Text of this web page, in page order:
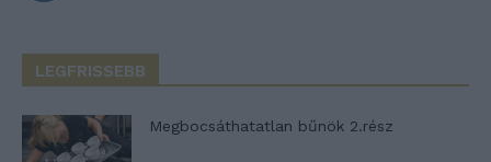
LEGFRISSEBB
Megbocsáthatatlan bűnök 2.rész